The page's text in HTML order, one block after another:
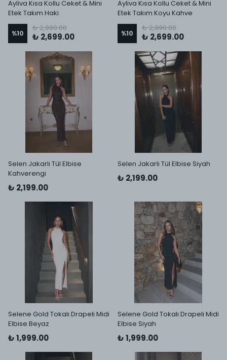
Ayliva Kısa Kollu Ceket & Mini
Etek Takım Haki
%10
₺ 2,990.00
₺ 2,699.00
Ayliva Kısa Kollu Ceket & Mini
Etek Takım Koyu Kahve
%10
₺ 2,990.00
₺ 2,699.00
Selen Jakarlı Tül Elbise
Kahverengi
₺ 2,199.00
Selen Jakarlı Tül Elbise Siyah
₺ 2,199.00
Selene Gold Tokalı Drapeli Midi
Elbise Beyaz
₺ 1,999.00
Selene Gold Tokalı Drapeli Midi
Elbise Siyah
₺ 1,999.00